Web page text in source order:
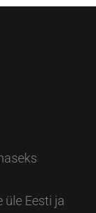
Eesti ja